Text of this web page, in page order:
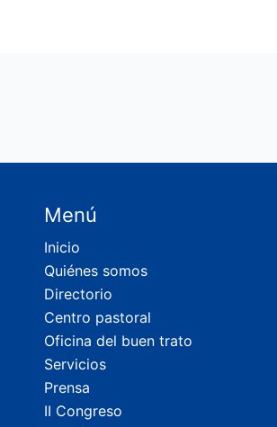
Menú
Inicio
Quiénes somos
Directorio
Centro pastoral
Oficina del buen trato
Servicios
Prensa
II Congreso